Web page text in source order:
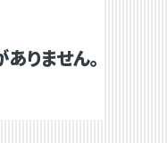
りません。